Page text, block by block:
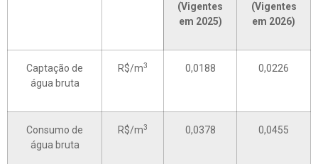
(Vigentes
em 2025)
(Vigentes
em 2026)
Captação de
água bruta
R$/m3 0,0188 0,0226
Consumo de
água bruta
R$/m3 0,0378 0,0455